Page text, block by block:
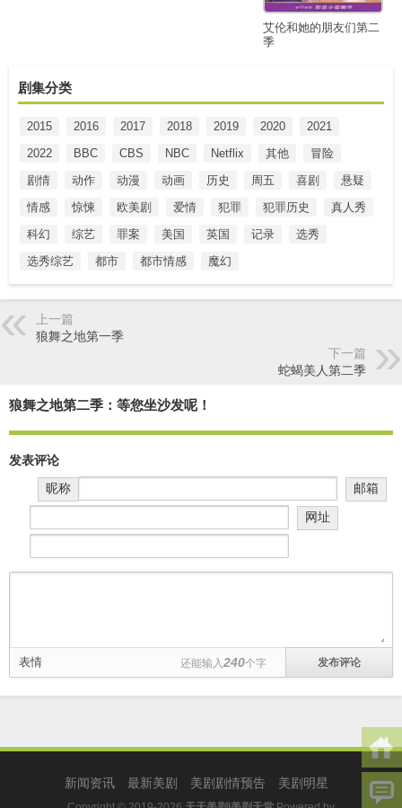
艾伦和她的朋友们第二
季
剧集分类
2015 2016 2017 2018 2019 2020
2021
2022
BBC CBS NBC Netflix 其他
冒险
剧情
动作 动漫 动画 历史 周五 喜剧
悬疑
情感
惊悚 欧美剧 爱情 犯罪 犯罪历史
真人秀
科幻
综艺 罪案 美国 英国 记录
选秀
选秀综艺
都市 都市情感 魔幻
上一篇
狼舞之地第一季
下一篇
蛇蝎美人第二季
狼舞之地第二季：等您坐沙发呢！
发表评论
昵称
邮箱
网址
表情 还能输入240个字
新闻资讯 最新美剧 美剧剧情预告 美剧明星